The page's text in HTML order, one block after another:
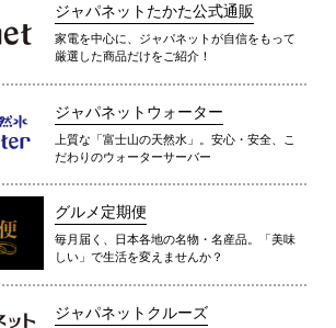
ジャパネットたかた公式通販
家電を中心に、ジャパネットが自信をもって
厳選した商品だけをご紹介！
ジャパネットウォーター
上質な「富士山の天然水」。安心・安全、こ
だわりのウォーターサーバー
グルメ定期便
毎月届く、日本各地の名物・名産品。「美味
しい」で生活を変えませんか？
ジャパネットクルーズ